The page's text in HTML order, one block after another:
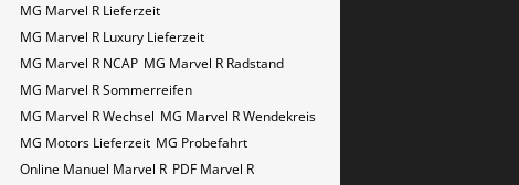
MG Marvel R Lieferzeit
MG Marvel R Luxury Lieferzeit
MG Marvel R NCAP MG Marvel R Radstand
MG Marvel R Sommerreifen
MG Marvel R Wechsel MG Marvel R Wendekreis
MG Motors Lieferzeit MG Probefahrt
Online Manuel Marvel R PDF Marvel R